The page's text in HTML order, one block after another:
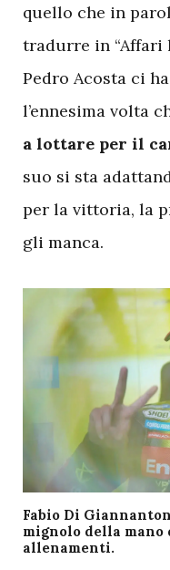
quello che in
tradurre in “Affari
Pedro Acosta ci
l’ennesima volta
a lottare per il
suo si sta
per la vittoria, la
gli manca.
Fabio Di
mignolo della mano
allenamenti.